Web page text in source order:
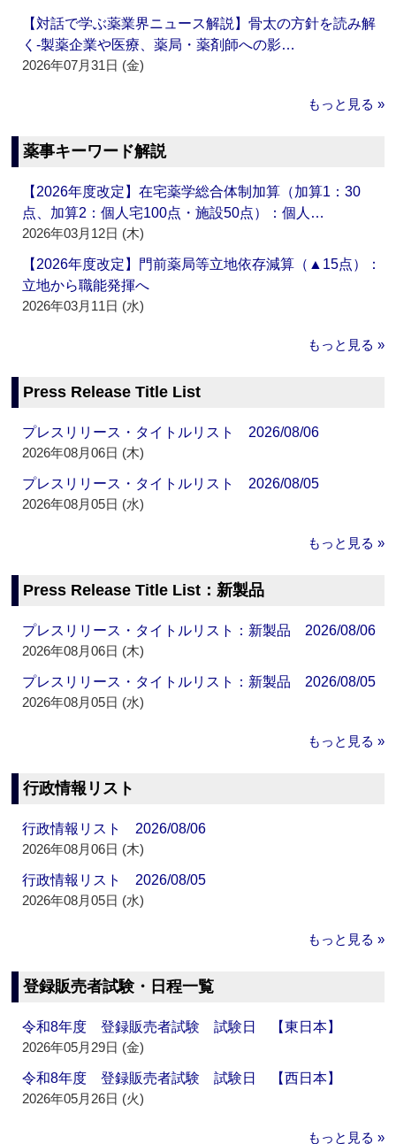
【対話で学ぶ薬業界ニュース解説】骨太の方針を読み解
く‐製薬企業や医療、薬局・薬剤師への影…
2026年07月31日 (金)
もっと見る »
薬事キーワード解説
【2026年度改定】在宅薬学総合体制加算（加算1：30
点、加算2：個人宅100点・施設50点）：個人…
2026年03月12日 (木)
【2026年度改定】門前薬局等立地依存減算（▲15点）：
立地から職能発揮へ
2026年03月11日 (水)
もっと見る »
Press Release Title List
プレスリリース・タイトルリスト 2026/08/06
2026年08月06日 (木)
プレスリリース・タイトルリスト 2026/08/05
2026年08月05日 (水)
もっと見る »
Press Release Title List：新製品
プレスリリース・タイトルリスト：新製品 2026/08/06
2026年08月06日 (木)
プレスリリース・タイトルリスト：新製品 2026/08/05
2026年08月05日 (水)
もっと見る »
行政情報リスト
行政情報リスト 2026/08/06
2026年08月06日 (木)
行政情報リスト 2026/08/05
2026年08月05日 (水)
もっと見る »
登録販売者試験・日程一覧
令和8年度 登録販売者試験 試験日 【東日本】
2026年05月29日 (金)
令和8年度 登録販売者試験 試験日 【西日本】
2026年05月26日 (火)
もっと見る »